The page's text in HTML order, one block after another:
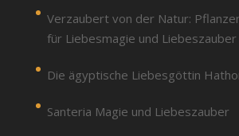
Verzaubert von der Natur:
für Liebesmagie und Liebeszauber
Die ägyptische Liebesgöttin
Santeria Magie und Liebeszauber